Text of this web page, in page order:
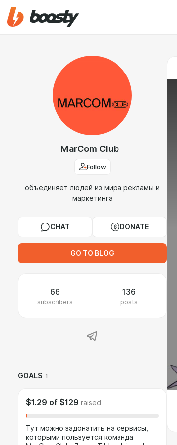
MarCom Club
Follow
объединяет людей из мира рекламы и
маркетинга
CHAT DONATE
GO TO BLOG
66
subscribers
136
posts
GOALS 1
$1.29 of $129 raised
Тут можно задонатить на сервисы,
которыми пользуется команда